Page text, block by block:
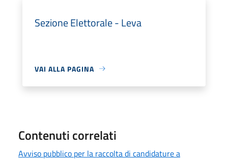
Sezione Elettorale - Leva
VAI ALLA PAGINA
Contenuti correlati
Avviso pubblico per la raccolta di candidature a